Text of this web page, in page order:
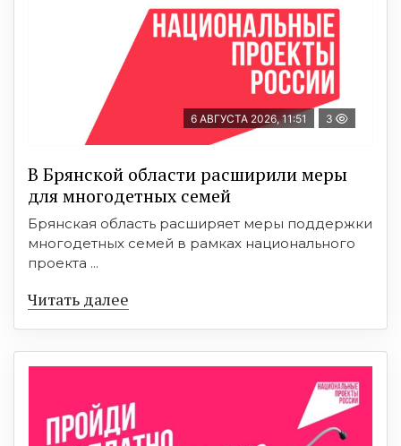
6 АВГУСТА 2026, 11:51 3
В Брянской области расширили меры
для многодетных семей
Брянская область расширяет меры поддержки
многодетных семей в рамках национального
проекта ...
Читать далее